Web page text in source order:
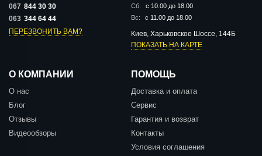
067 844 30 30
063 344 64 44
ПЕРЕЗВОНИТЬ ВАМ?
Сб:
с 10.00 до 18.00
Вс:
с 11.00 до 18.00
Киев, Харьковское Шоссе, 144Б
ПОКАЗАТЬ НА КАРТЕ
О КОМПАНИИ
О нас
Блог
Отзывы
Видеообзоры
ПОМОЩЬ
Доставка и оплата
Сервис
Гарантия и возврат
Контакты
Условия соглашения